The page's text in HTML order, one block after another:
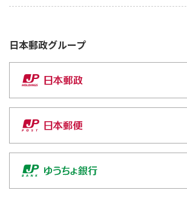
日本郵政グループ